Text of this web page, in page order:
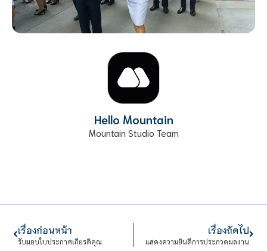
Hello Mountain
Mountain Studio Team
เรื่องก่อนหน้า
รับมอบใบประกาศเกียรติคุณ
เรื่องถัดไป
แสดงความยินดีการประกวดผลงาน